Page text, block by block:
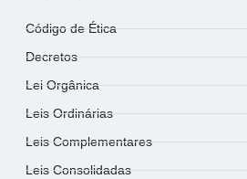
Código de Ética
Decretos
Lei Orgânica
Leis Ordinárias
Leis Complementares
Leis Consolidadas